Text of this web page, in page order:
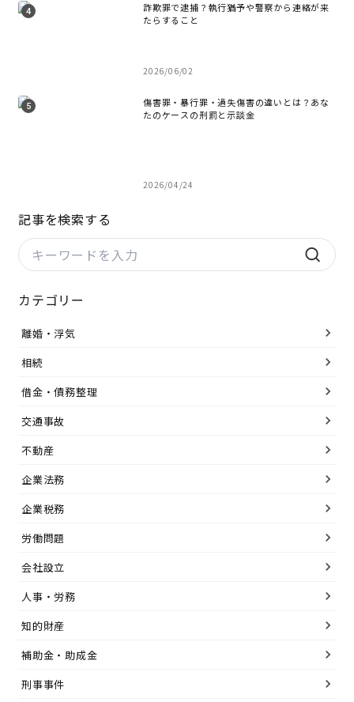
詐欺罪で逮捕？執行猶予や警察から連絡が来
たらすること
2026/06/02
傷害罪・暴行罪・過失傷害の違いとは？あな
たのケースの刑罰と示談金
2026/04/24
記事を検索する
カテゴリー
離婚・浮気
相続
借金・債務整理
交通事故
不動産
企業法務
企業税務
労働問題
会社設立
人事・労務
知的財産
補助金・助成金
刑事事件